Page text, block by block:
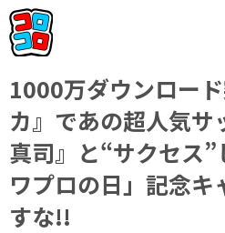
1000万ダウンロー
カ』であの超人気サ
真司』と“サクセス
ワプロの日」記念キ
すな!!